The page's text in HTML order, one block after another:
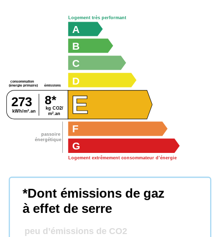
passoire
énergétique
consommation
(énergie primaire) émissions
kg CO2/
m².an
kWh/m².an
273 8*
G
Logement extrêmement consommateur d’énergie
F
E
D
C
B
A
Logement très performant
*Dont émissions de gaz
à effet de serre
peu d’émissions de CO2